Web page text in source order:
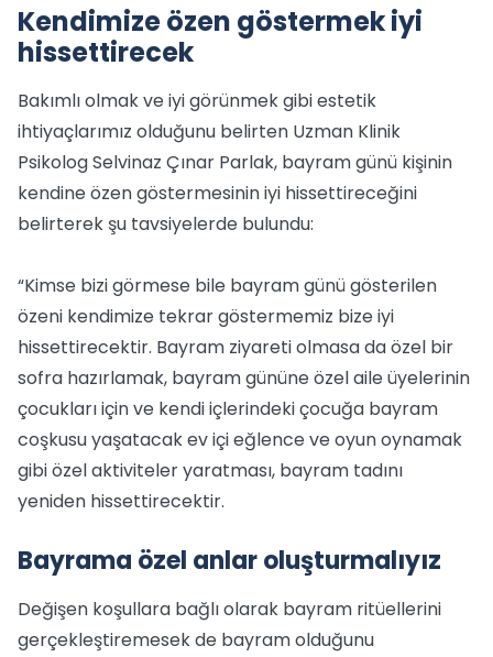
Kendimize özen göstermek iyi
hissettirecek
Bakımlı olmak ve iyi görünmek gibi estetik
ihtiyaçlarımız olduğunu belirten Uzman Klinik
Psikolog Selvinaz Çınar Parlak, bayram günü kişinin
kendine özen göstermesinin iyi hissettireceğini
belirterek şu tavsiyelerde bulundu:
“Kimse bizi görmese bile bayram günü gösterilen
özeni kendimize tekrar göstermemiz bize iyi
hissettirecektir. Bayram ziyareti olmasa da özel bir
sofra hazırlamak, bayram gününe özel aile üyelerinin
çocukları için ve kendi içlerindeki çocuğa bayram
coşkusu yaşatacak ev içi eğlence ve oyun oynamak
gibi özel aktiviteler yaratması, bayram tadını
yeniden hissettirecektir.
Bayrama özel anlar oluşturmalıyız
Değişen koşullara bağlı olarak bayram ritüellerini
gerçekleştiremesek de bayram olduğunu